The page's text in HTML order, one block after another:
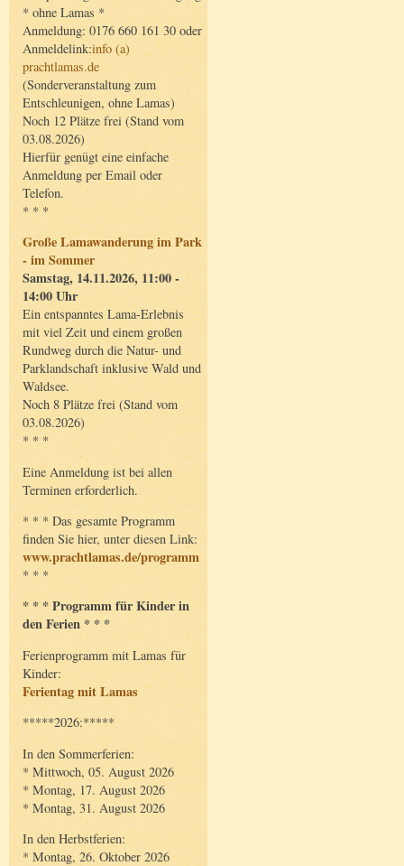
* ohne Lamas *
Anmeldung: 0176 660 161 30 oder
Anmeldelink:info (a)
prachtlamas.de
(Sonderveranstaltung zum
Entschleunigen, ohne Lamas)
Noch 12 Plätze frei (Stand vom
03.08.2026)
Hierfür genügt eine einfache
Anmeldung per Email oder
Telefon.
* * *
Große Lamawanderung im Park
- im Sommer
Samstag, 14.11.2026, 11:00 -
14:00 Uhr
Ein entspanntes Lama-Erlebnis
mit viel Zeit und einem großen
Rundweg durch die Natur- und
Parklandschaft inklusive Wald und
Waldsee.
Noch 8 Plätze frei (Stand vom
03.08.2026)
* * *
Eine Anmeldung ist bei allen
Terminen erforderlich.
* * * Das gesamte Programm
finden Sie hier, unter diesen Link:
www.prachtlamas.de/programm
* * *
* * * Programm für Kinder in
den Ferien * * *
Ferienprogramm mit Lamas für
Kinder:
Ferientag mit Lamas
*****2026:*****
In den Sommerferien:
* Mittwoch, 05. August 2026
* Montag, 17. August 2026
* Montag, 31. August 2026
In den Herbstferien:
* Montag, 26. Oktober 2026